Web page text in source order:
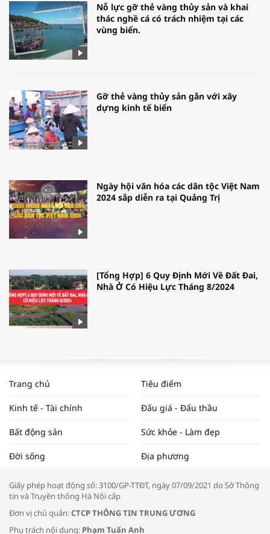
Nỗ lực gỡ thẻ vàng thủy sản và khai
thác nghề cá có trách nhiệm tại các
vùng biển.
Gỡ thẻ vàng thủy sản gắn với xây
dựng kinh tế biển
Ngày hội văn hóa các dân tộc Việt Nam
2024 sắp diễn ra tại Quảng Trị
[Tổng Hợp] 6 Quy Định Mới Về Đất Đai,
Nhà Ở Có Hiệu Lực Tháng 8/2024
NAM NĂM 2024 VÀ NĂM 2025 | NHỊP
ĐẬP THỊ TRƯỜNG #62
Tọa đàm “Xúc tiến thương mại: Khơi
Trang chủ Tiêu điểm
Kinh tế - Tài chính Đấu giá - Đấu thầu
Bất động sản Sức khỏe - Làm đẹp
Đời sống Địa phương
Giấy phép hoạt động số: 3100/GP-TTĐT, ngày 07/09/2021 do Sở Thông
tin và Truyền thông Hà Nội cấp
Đơn vị chủ quản:CTCP THÔNG TIN TRUNG ƯƠNG
Phụ trách nội dung: Phạm Tuấn Anh